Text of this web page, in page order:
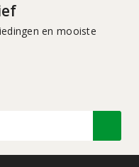
en mooiste